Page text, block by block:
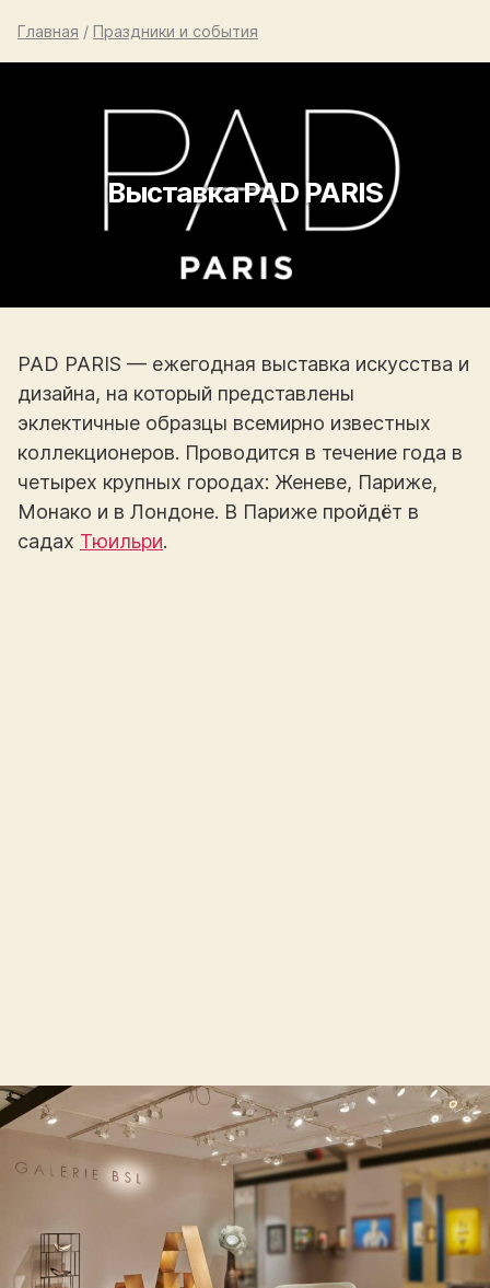
Главная / Праздники и события
Выставка PAD PARIS
PAD PARIS — ежегодная выставка искусства и
дизайна, на который представлены
эклектичные образцы всемирно известных
коллекционеров. Проводится в течение года в
четырех крупных городах: Женеве, Париже,
Монако и в Лондоне. В Париже пройдёт в
садах Тюильри.